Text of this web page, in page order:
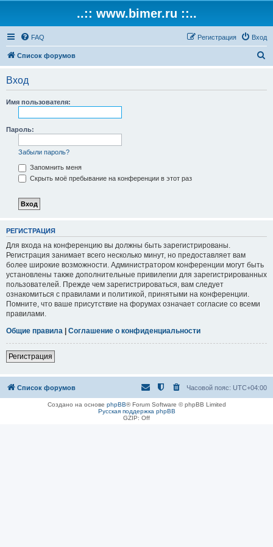
..:: www.bimer.ru ::..
FAQ Вход
Регистрация
Список форумов
Вход
Имя пользователя:
Пароль:
Забыли пароль?
Запомнить меня
Скрыть моё пребывание на конференции в этот раз
РЕГИСТРАЦИЯ
Для входа на конференцию вы должны быть зарегистрированы.
Регистрация занимает всего несколько минут, но предоставляет вам
более широкие возможности. Администратором конференции могут быть
установлены также дополнительные привилегии для зарегистрированных
пользователей. Прежде чем зарегистрироваться, вам следует
ознакомиться с правилами и политикой, принятыми на конференции.
Помните, что ваше присутствие на форумах означает согласие со всеми
правилами.
Общие правила | Соглашение о конфиденциальности
Регистрация
Список форумов Часовой пояс: UTC+04:00
Создано на основе phpBB® Forum Software © phpBB Limited
Русская поддержка phpBB
GZIP: Off